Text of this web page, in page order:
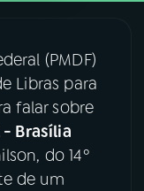
(PMDF)
Libras para
falar sobre
Brasília
do 14º
de um